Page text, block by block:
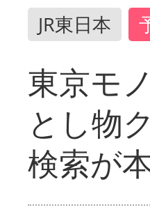
JR東日本
東京モ
とし物
検索が